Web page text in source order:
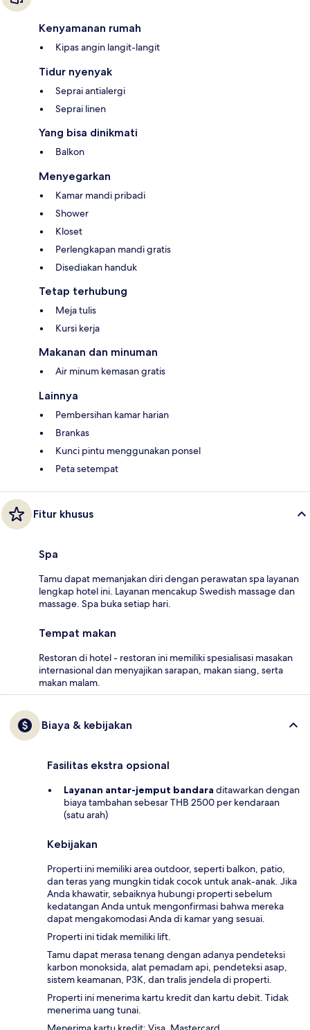
Kenyamanan rumah
Kipas angin langit-langit
Tidur nyenyak
Seprai antialergi
Seprai linen
Yang bisa dinikmati
Balkon
Menyegarkan
Kamar mandi pribadi
Shower
Kloset
Perlengkapan mandi gratis
Disediakan handuk
Tetap terhubung
Meja tulis
Kursi kerja
Makanan dan minuman
Air minum kemasan gratis
Lainnya
Pembersihan kamar harian
Brankas
Kunci pintu menggunakan ponsel
Peta setempat
Fitur khusus
Spa
Tamu dapat memanjakan diri dengan perawatan spa layanan
lengkap hotel ini. Layanan mencakup Swedish massage dan
massage. Spa buka setiap hari.
Tempat makan
Restoran di hotel - restoran ini memiliki spesialisasi masakan
internasional dan menyajikan sarapan, makan siang, serta
makan malam.
Biaya & kebijakan
Fasilitas ekstra opsional
Layanan antar-jemput bandara ditawarkan dengan
biaya tambahan sebesar THB 2500 per kendaraan
(satu arah)
Kebijakan
Properti ini memiliki area outdoor, seperti balkon, patio,
dan teras yang mungkin tidak cocok untuk anak-anak. Jika
Anda khawatir, sebaiknya hubungi properti sebelum
kedatangan Anda untuk mengonfirmasi bahwa mereka
dapat mengakomodasi Anda di kamar yang sesuai.
Properti ini tidak memiliki lift.
Tamu dapat merasa tenang dengan adanya pendeteksi
karbon monoksida, alat pemadam api, pendeteksi asap,
sistem keamanan, P3K, dan tralis jendela di properti.
Properti ini menerima kartu kredit dan kartu debit. Tidak
menerima uang tunai.